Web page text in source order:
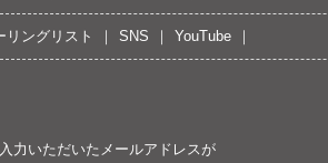
リングリスト SNS YouTube
力いただいたメールアドレスが